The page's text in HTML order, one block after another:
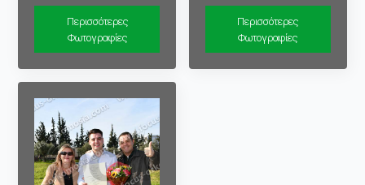
Περισσότερες
Φωτογραφίες
Περισσότερες
Φωτογραφίες